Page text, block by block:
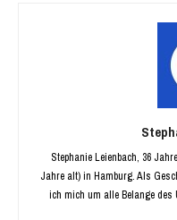
Stephanie Leienbach, 36
Jahre alt) in Hamburg. Als
ich mich um alle Belange